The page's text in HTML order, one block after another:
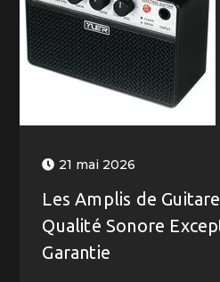
21 mai 2026
Les Amplis de
Qualité Sonore
Garantie